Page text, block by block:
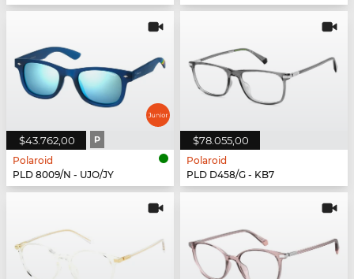
$43.762,00 P
Polaroid
PLD 8009/N - UJO/JY
$78.055,00
Polaroid
PLD D458/G - KB7